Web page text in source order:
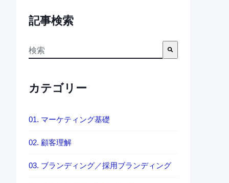
記事検索
これは、自動候補機能付きの検索フィールドです。
カテゴリー
01. マーケティング基礎
02. 顧客理解
03. ブランディング／採用ブランディング